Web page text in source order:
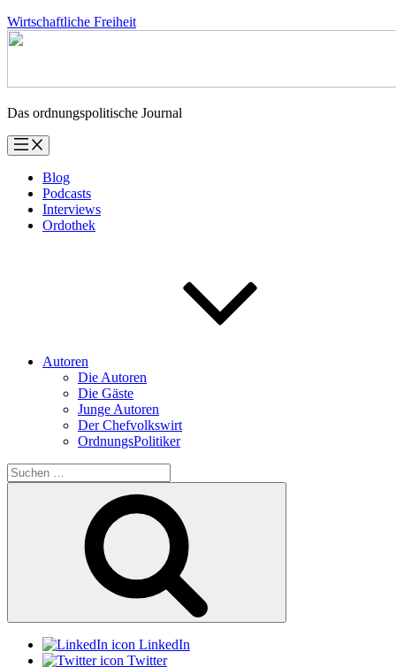
Zum
Inhalt
Wirtschaftliche Freiheit
Das ordnungspolitische Journal
Blog
Podcasts
Interviews
Ordothek
Autoren
Die Autoren
Die Gäste
Junge Autoren
Der Chefvolkswirt
OrdnungsPolitiker
Suchen
nach:
LinkedIn
Twitter